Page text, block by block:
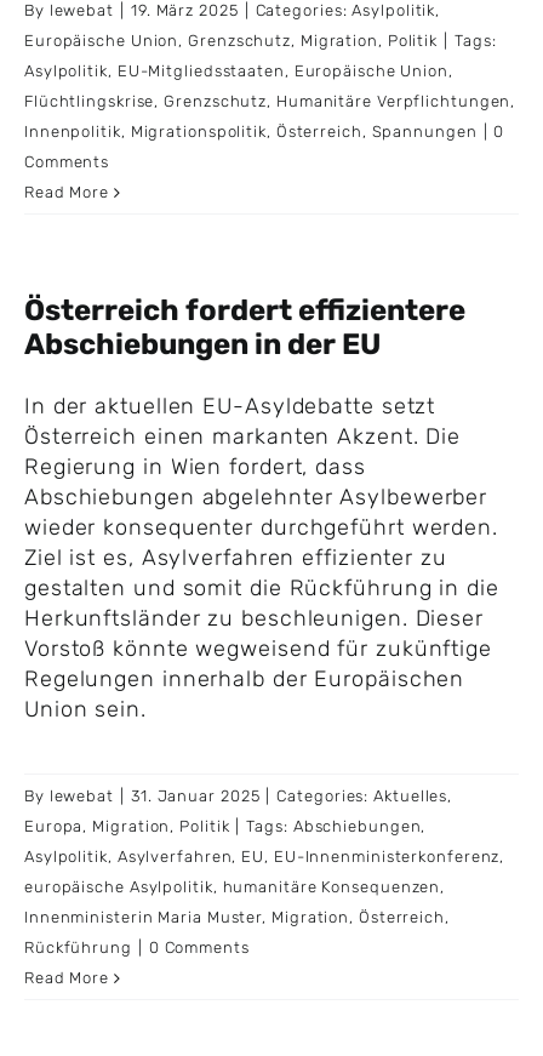
By lewebat 19. März 2025 Categories:Asylpolitik,
Europäische Union ,Grenzschutz, Migration , Politik
Tags:
Asylpolitik, EU-Mitgliedsstaaten , Europäische Union ,
Flüchtlingskrise,Grenzschutz, Humanitäre Verpflichtungen ,
Innenpolitik, Migrationspolitik, Österreich , Spannungen
0
Comments
Read More
Österreich fordert effizientere
Abschiebungen in der EU
In der aktuellen EU-Asyldebatte setzt
Österreich einen markanten Akzent. Die
Regierung in Wien fordert, dass
Abschiebungen abgelehnter Asylbewerber
wieder konsequenter durchgeführt werden.
Ziel ist es, Asylverfahren effizienter zu
gestalten und somit die Rückführung in die
Herkunftsländer zu beschleunigen. Dieser
Vorstoß könnte wegweisend für zukünftige
Regelungen innerhalb der Europäischen
Union sein.
By lewebat 31. Januar 2025 Categories:Aktuelles,
Europa , Migration , Politik Tags: Abschiebungen,
Asylpolitik, Asylverfahren, EU , EU-Innenministerkonferenz,
europäische Asylpolitik, humanitäre Konsequenzen ,
Innenministerin Maria Muster, Migration , Österreich ,
Rückführung
0 Comments
Read More